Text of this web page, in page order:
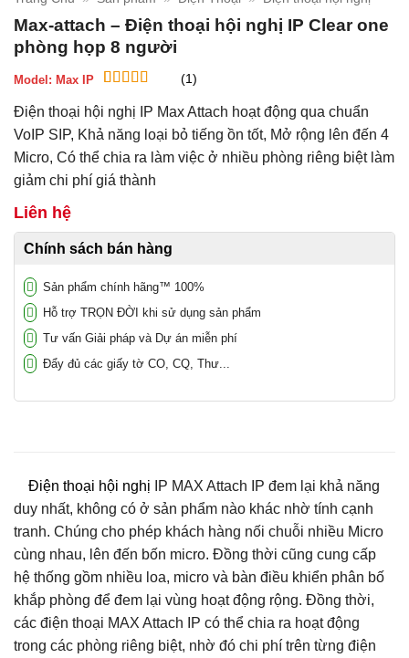
Max-attach – Điện thoại hội nghị IP Clear one
phòng họp 8 người
Model: Max IP
trênđánh
giá
(1)
Điện thoại hội nghị IP Max Attach hoạt động qua chuẩn
VoIP SIP, Khả năng loại bỏ tiếng ồn tốt, Mở rộng lên đến 4
Micro, Có thể chia ra làm việc ở nhiều phòng riêng biệt làm
giảm chi phí giá thành
Liên hệ
Chính sách bán hàng
Sản phẩm chính hãng™ 100%
Hỗ trợ TRỌN ĐỜI khi sử dụng sản phẩm
Tư vấn Giải pháp và Dự án miễn phí
Đẩy đủ các giấy tờ CO, CQ, Thư...
Điện thoại hội nghị IP MAX Attach IP đem lại khả năng
duy nhất, không có ở sản phẩm nào khác nhờ tính cạnh
tranh. Chúng cho phép khách hàng nối chuỗi nhiều Micro
cùng nhau, lên đến bốn micro. Đồng thời cũng cung cấp
hệ thống gồm nhiều loa, micro và bàn điều khiển phân bố
khắp phòng để đem lại vùng hoạt động rộng. Đồng thời,
các điện thoại MAX Attach IP có thể chia ra hoạt động
trong các phòng riêng biệt, nhờ đó chi phí trên từng điện